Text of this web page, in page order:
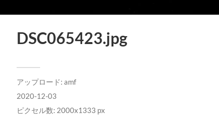
DSC065423.jpg
アップロード: amf
2020-12-03
ピクセル数: 2000x1333 px